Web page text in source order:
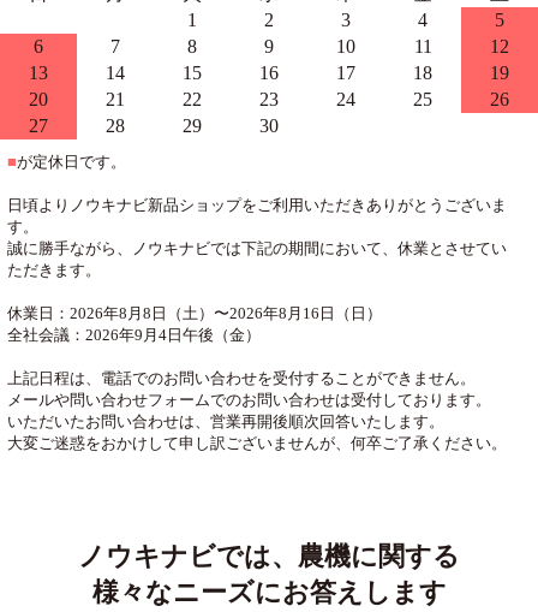
1
2 3 4
5
6
7 8 9 10 11
12
13
14 15 16 17 18
19
20
21 22 23 24 25
26
27
28 29 30
■が定休日です。
日頃よりノウキナビ新品ショップをご利用いただきありがとうございま
す。
誠に勝手ながら、ノウキナビでは下記の期間において、休業とさせてい
ただきます。
休業日：2026年8月8日（土）〜2026年8月16日（日）
全社会議：2026年9月4日午後（金）
上記日程は、電話でのお問い合わせを受付することができません。
メールや問い合わせフォームでのお問い合わせは受付しております。
いただいたお問い合わせは、営業再開後順次回答いたします。
大変ご迷惑をおかけして申し訳ございませんが、何卒ご了承ください。
ノウキナビでは、農機に関する
様々なニーズにお答えします